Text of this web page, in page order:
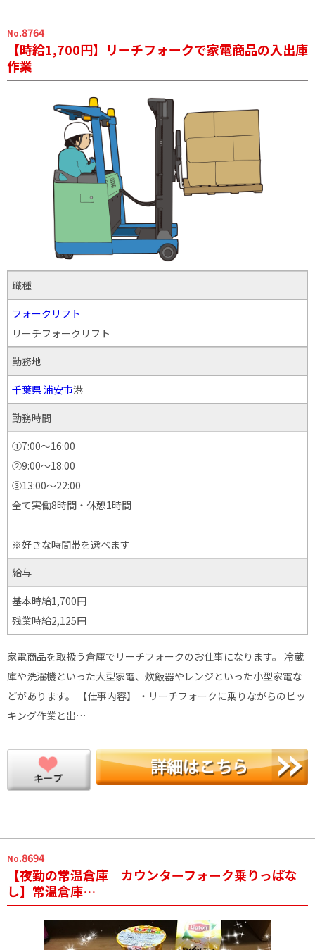
No.8764
【時給1,700円】リーチフォークで家電商品の入出庫
作業
職種
フォークリフト
リーチフォークリフト
勤務地
千葉県浦安市港
勤務時間
①7:00〜16:00
②9:00～18:00
③13:00〜22:00
全て実働8時間・休憩1時間
※好きな時間帯を選べます
給与
基本時給1,700円
残業時給2,125円
家電商品を取扱う倉庫でリーチフォークのお仕事になります。 冷蔵
庫や洗濯機といった大型家電、炊飯器やレンジといった小型家電な
どがあります。 【仕事内容】 ・リーチフォークに乗りながらのピッ
キング作業と出…
No.8694
【夜勤の常温倉庫 カウンターフォーク乗りっぱな
し】常温倉庫…